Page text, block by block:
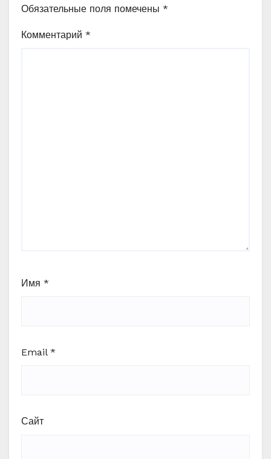
Обязательные поля помечены *
Комментарий *
Имя *
Email *
Сайт